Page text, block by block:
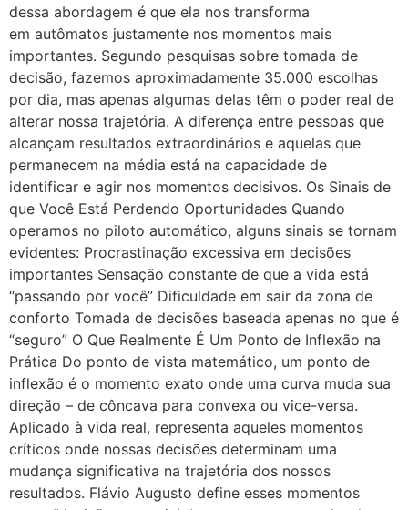
dessa abordagem é que ela nos transforma
em autômatos justamente nos momentos mais
importantes. Segundo pesquisas sobre tomada de
decisão, fazemos aproximadamente 35.000 escolhas
por dia, mas apenas algumas delas têm o poder real de
alterar nossa trajetória. A diferença entre pessoas que
alcançam resultados extraordinários e aquelas que
permanecem na média está na capacidade de
identificar e agir nos momentos decisivos. Os Sinais de
que Você Está Perdendo Oportunidades Quando
operamos no piloto automático, alguns sinais se tornam
evidentes: Procrastinação excessiva em decisões
importantes Sensação constante de que a vida está
“passando por você” Dificuldade em sair da zona de
conforto Tomada de decisões baseada apenas no que é
“seguro” O Que Realmente É Um Ponto de Inflexão na
Prática Do ponto de vista matemático, um ponto de
inflexão é o momento exato onde uma curva muda sua
direção – de côncava para convexa ou vice-versa.
Aplicado à vida real, representa aqueles momentos
críticos onde nossas decisões determinam uma
mudança significativa na trajetória dos nossos
resultados. Flávio Augusto define esses momentos